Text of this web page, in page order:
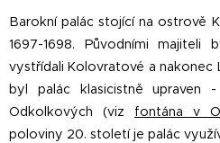
Barokní palác stojící na ostrově
1697-1698. Původními majiteli
vystřídali Kolovratové a nakonec
byl palác klasicistně upraven
Odkolkových (viz fontána v
poloviny 20. století je palác